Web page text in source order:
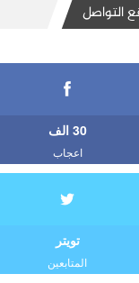
التواصل
30 الف
اعجاب
تويتر
المتابعين